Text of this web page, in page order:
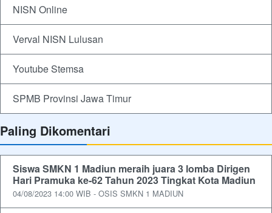
NISN Online
Verval NISN Lulusan
Youtube Stemsa
SPMB Provinsi Jawa Timur
Paling Dikomentari
Siswa SMKN 1 Madiun meraih juara 3 lomba Dirigen
Hari Pramuka ke-62 Tahun 2023 Tingkat Kota Madiun
04/08/2023 14:00 WIB - OSIS SMKN 1 MADIUN